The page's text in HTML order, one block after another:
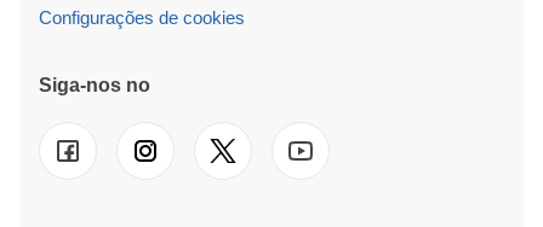
Configurações de cookies
Siga-nos no